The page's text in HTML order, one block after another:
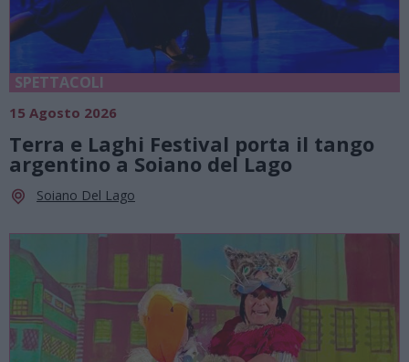
SPETTACOLI
15 Agosto 2026
Terra e Laghi Festival porta il tango
argentino a Soiano del Lago
Soiano Del Lago